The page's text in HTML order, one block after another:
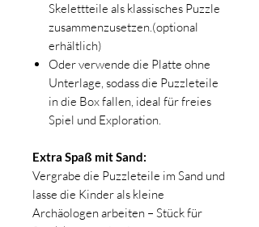
Skelettteile als klassisches Puzzle
zusammenzusetzen.(optional
erhältlich)
Oder verwende die Platte ohne
Unterlage, sodass die Puzzleteile
in die Box fallen, ideal für freies
Spiel und Exploration.
Extra Spaß mit Sand:
Vergrabe die Puzzleteile im Sand und
lasse die Kinder als kleine
Archäologen arbeiten – Stück für